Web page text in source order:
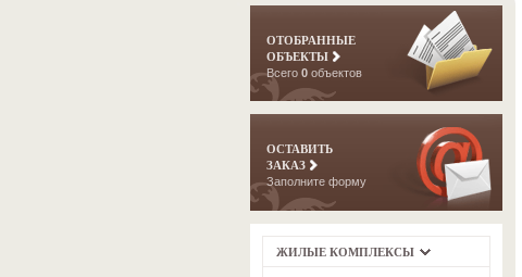
ОТОБРАННЫЕ
ОБЪЕКТЫ
Всего 0 объектов
ОСТАВИТЬ
ЗАКАЗ
Заполните форму
ЖИЛЫЕ КОМПЛЕКСЫ